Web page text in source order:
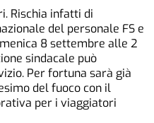
Rischia infatti di
del personale FS e
8 settembre alle 2
sindacale può
Per fortuna sarà già
del fuoco con il
per i viaggiatori